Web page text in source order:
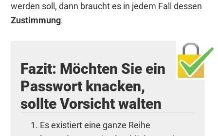
werden soll, dann braucht es in jedem Fall dessen
Zustimmung.
Fazit: Möchten Sie ein
Passwort knacken,
sollte Vorsicht walten
Es existiert eine ganze Reihe